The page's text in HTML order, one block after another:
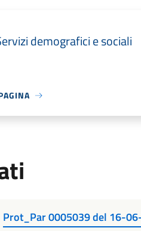
demografici e sociali
Prot_Par 0005039 del 16-